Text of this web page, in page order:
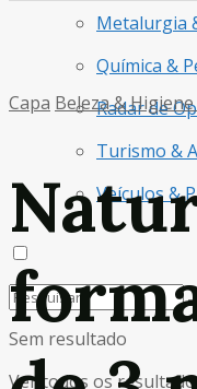
Metalurgia
Química &
Radar de
Turismo &
Veículos &
Sem resultado
Ver todos os
Capa Beleza &